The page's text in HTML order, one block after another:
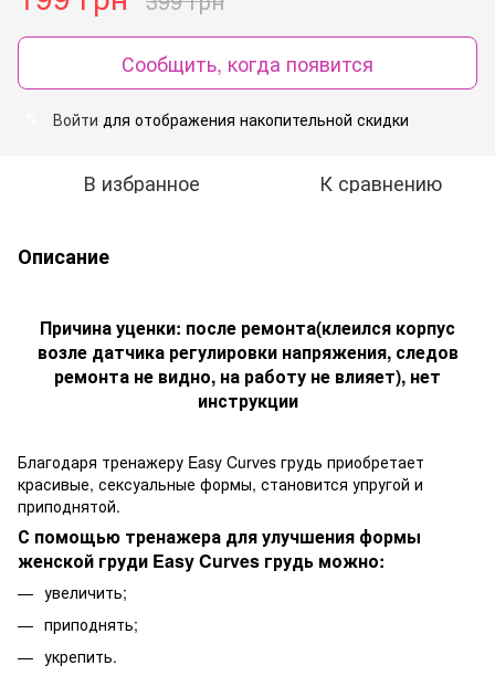
Сообщить, когда появится
Войти для отображения накопительной скидки
В избранное К сравнению
Описание
Причина уценки: после ремонта(клеился корпус
возле датчика регулировки напряжения, следов
ремонта не видно, на работу не влияет), нет
инструкции
Благодаря тренажеру Easy Curves грудь приобретает
красивые, сексуальные формы, становится упругой и
приподнятой.
С помощью тренажера для улучшения формы
женской груди Easy Curves грудь можно:
увеличить;
приподнять;
укрепить.